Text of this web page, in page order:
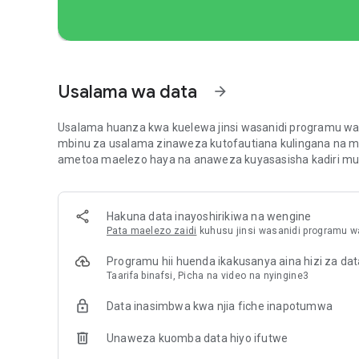
• Rudisha nyuma, Zoom na Gandisha Fremu. Cheza
• Ongeza Maandishi na Vibandiko. Binafsisha maandishi
zinazotegemea mkunjo wa hali ya juu.
na mikunjo inayoweza kurekebishwa.
• Piga Uhariri. Ongeza alama ili kusawazisha klipu zako
• Uhariri Usioharibu. Hifadhi rasimu wakati wowote kwa
• BeatsClips. Tengeneza violezo vilivyosawazishwa na
violezo au kwa AutoCut.
kwenye midundo.
• Hadithi. Panga klipu kwenye hadithi kwanza, kisha
• Teleprompter. Soma hati yako huku ukirekodi video
wako.
[Vichujio, Athari na Mipito]
Usalama wa data arrow_forward
Usalama huanza kwa kuelewa jinsi wasanidi programu
mbinu za usalama zinaweza kutofautiana kulingana na
ametoa maelezo haya na anaweza kuyasasisha kadiri
Hakuna data inayoshirikiwa na wengine
Pata maelezo zaidi kuhusu jinsi wasanidi programu
Programu hii huenda ikakusanya aina hizi za
Taarifa binafsi, Picha na video na nyingine3
Data inasimbwa kwa njia fiche inapotumwa
Unaweza kuomba data hiyo ifutwe